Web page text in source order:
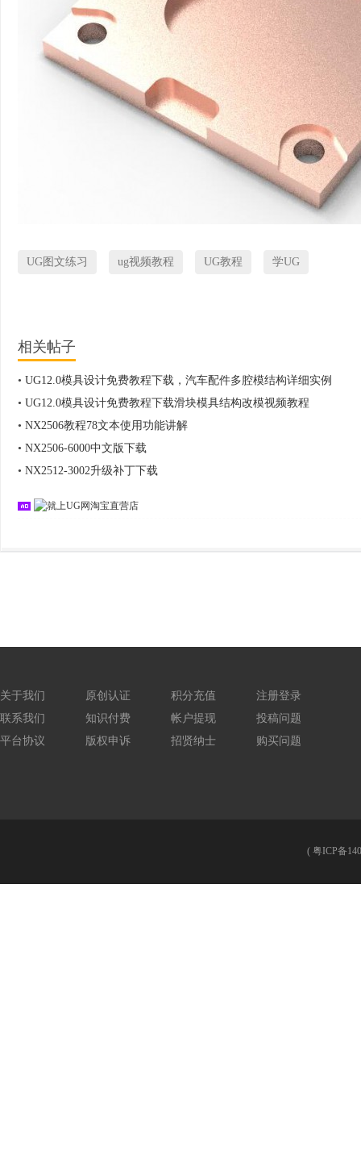
UG图文练习 ug视频教程 UG教程 学UG
相关帖子
• UG12.0模具设计免费教程下载，汽车配件多腔模结构详细实例
• UG12.0模具设计免费教程下载滑块模具结构改模视频教程
• NX2506教程78文本使用功能讲解
• NX2506-6000中文版下载
• NX2512-3002升级补丁下载
关于我们
联系我们
平台协议
原创认证
知识付费
版权申诉
积分充值
帐户提现
招贤纳士
注册登录
投稿问题
购买问题
( 粤ICP备